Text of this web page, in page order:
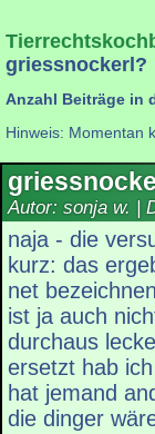
griessnockerl?
Anzahl Beiträge in
Hinweis: Momentan
Autor: sonja w. |
naja - die
kurz: das
net
ist ja auch
durchaus
ersetzt hab
hat jemand
die dinger